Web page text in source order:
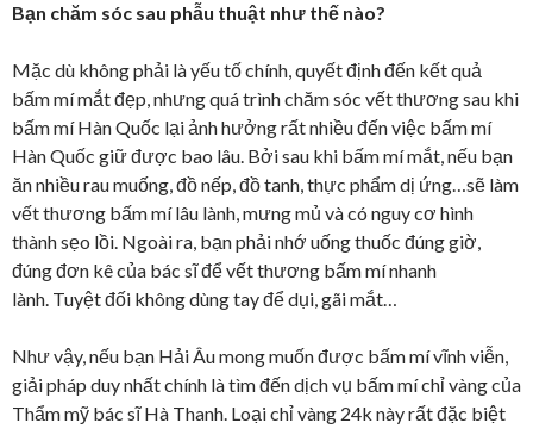
Bạn chăm sóc sau phẫu thuật như thế nào?
Mặc dù không phải là yếu tố chính, quyết định đến kết quả
bấm mí mắt đẹp, nhưng quá trình chăm sóc vết thương sau khi
bấm mí Hàn Quốc lại ảnh hưởng rất nhiều đến việc bấm mí
Hàn Quốc giữ được bao lâu. Bởi sau khi bấm mí mắt, nếu bạn
ăn nhiều rau muống, đồ nếp, đồ tanh, thực phẩm dị ứng…sẽ làm
vết thương bấm mí lâu lành, mưng mủ và có nguy cơ hình
thành sẹo lồi. Ngoài ra, bạn phải nhớ uống thuốc đúng giờ,
đúng đơn kê của bác sĩ để vết thương bấm mí nhanh
lành. Tuyệt đối không dùng tay để dụi, gãi mắt…
Như vậy, nếu bạn Hải Âu mong muốn được bấm mí vĩnh viễn,
giải pháp duy nhất chính là tìm đến dịch vụ bấm mí chỉ vàng của
Thẩm mỹ bác sĩ Hà Thanh. Loại chỉ vàng 24k này rất đặc biệt